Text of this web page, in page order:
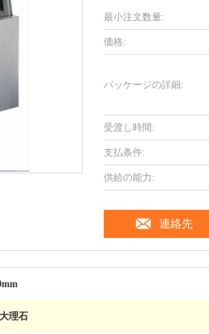
最小注文数量:
価格:
パッケージの詳細:
受渡し時間:
支払条件:
供給の能力:
連絡先
理石